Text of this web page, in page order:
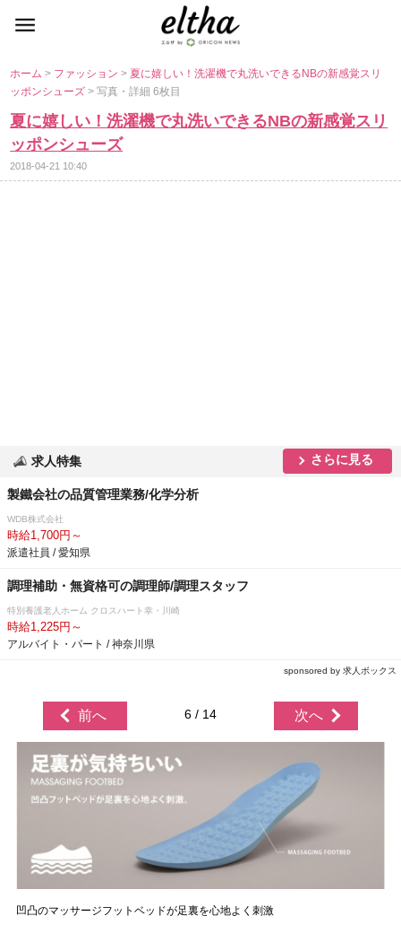
ホーム> ファッション> 夏に嬉しい！洗濯機で丸洗いできるNBの新感覚スリ
ッポンシューズ> 写真・詳細 6枚目
夏に嬉しい！洗濯機で丸洗いできるNBの新感覚スリ
ッポンシューズ
2018-04-21 10:40
求人特集 さらに見る
製鐵会社の品質管理業務/化学分析
WDB株式会社
時給1,700円～
派遣社員 / 愛知県
調理補助・無資格可の調理師/調理スタッフ
特別養護老人ホーム クロスハート幸・川崎
時給1,225円～
アルバイト・パート / 神奈川県
sponsored by 求人ボックス
前へ 6 / 14 次へ
凹凸のマッサージフットベッドが足裏を心地よく刺激